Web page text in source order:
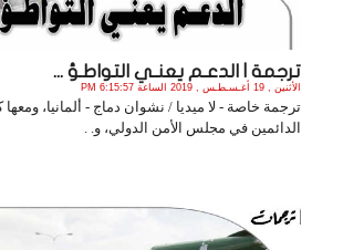
ترجمة | الدعـم يعنـي التواطـؤ ...
الأثنين , 19 أغـسـطـس , 2019 الساعة 6:15:57 PM
ترجمة خاصة - لا ميديا / نشوان دماج - ألمانيا، ومعها
الدائمين في مجلس الأمن الدولي، و. .